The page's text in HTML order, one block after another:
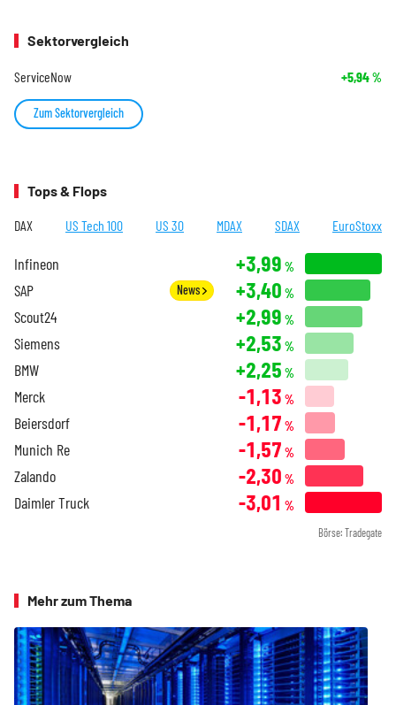
Sektorvergleich
ServiceNow +5,94%
Zum Sektorvergleich
Tops & Flops
DAX US Tech 100 US 30 MDAX SDAX EuroStoxx
Infineon +3,99 %
SAP News +3,40 %
Scout24 +2,99 %
Siemens +2,53 %
BMW +2,25 %
Merck -1,13 %
Beiersdorf -1,17 %
Munich Re -1,57 %
Zalando -2,30 %
Daimler Truck -3,01 %
Börse: Tradegate
Mehr zum Thema